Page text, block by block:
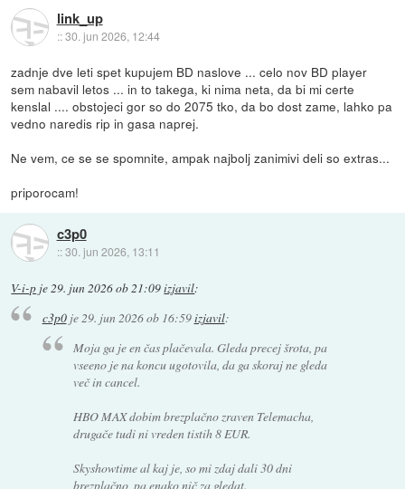
link_up
::30. jun 2026, 12:44
zadnje dve leti spet kupujem BD naslove ... celo nov BD player
sem nabavil letos ... in to takega, ki nima neta, da bi mi certe
kenslal .... obstojeci gor so do 2075 tko, da bo dost zame, lahko pa
vedno naredis rip in gasa naprej.
Ne vem, ce se se spomnite, ampak najbolj zanimivi deli so extras...
priporocam!
c3p0
::30. jun 2026, 13:11
V-i-p je 29. jun 2026 ob 21:09izjavil:
c3p0je29. jun 2026 ob 16:59izjavil:
Moja ga je en čas plačevala. Gleda precejšrota , pa
vseeno je na koncu ugotovila, da ga skoraj ne gleda
več in cancel.
HBO MAX dobim brezplačno zraven Telemacha,
drugače tudi ni vreden tistih 8 EUR.
Skyshowtime al kaj je, so mi zdaj dali 30 dni
brezplačno, pa enako nič za gledat.